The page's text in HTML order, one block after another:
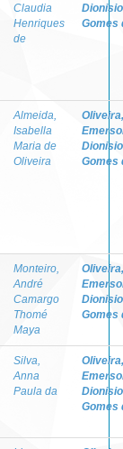
Claudia
Henriques
de
Dionisio
Gomes
Almeida,
Isabella
Maria de
Oliveira
Oliveira,
Dionisio
Gomes
Monteiro,
André
Camargo
Thomé
Maya
Oliveira,
Dionisio
Gomes
Silva,
Anna
Paula da
Oliveira,
Dionisio
Gomes